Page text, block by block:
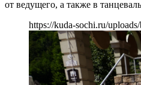
от ведущего, а также в
https://kuda-sochi.ru/